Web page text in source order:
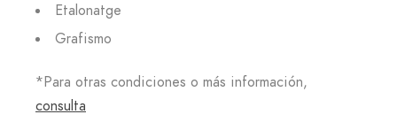
Etalonatge
Grafismo
*Para otras condiciones o más información,
consulta